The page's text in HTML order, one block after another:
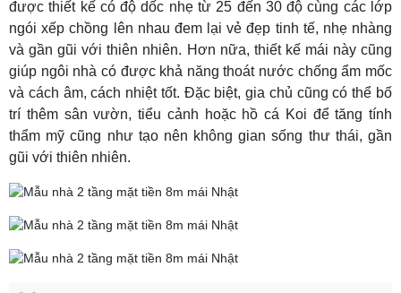
được thiết kế có độ dốc nhẹ từ 25 đến 30 độ cùng các lớp
ngói xếp chồng lên nhau đem lại vẻ đẹp tinh tế, nhẹ nhàng
và gần gũi với thiên nhiên. Hơn nữa, thiết kế mái này cũng
giúp ngôi nhà có được khả năng thoát nước chống ẩm mốc
và cách âm, cách nhiệt tốt. Đặc biệt, gia chủ cũng có thể bố
trí thêm sân vườn, tiểu cảnh hoặc hồ cá Koi để tăng tính
thẩm mỹ cũng như tạo nên không gian sống thư thái, gần
gũi với thiên nhiên.